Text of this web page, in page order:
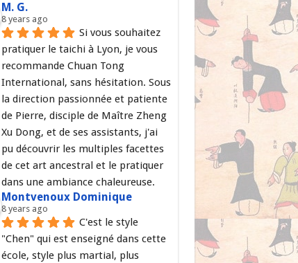
M. G.
8 years ago
Si vous souhaitez
pratiquer le taichi à Lyon, je vous
recommande Chuan Tong
International, sans hésitation. Sous
la direction passionnée et patiente
de Pierre, disciple de Maître Zheng
Xu Dong, et de ses assistants, j'ai
pu découvrir les multiples facettes
de cet art ancestral et le pratiquer
dans une ambiance chaleureuse.
Montvenoux Dominique
8 years ago
C'est le style
"Chen" qui est enseigné dans cette
école, style plus martial, plus